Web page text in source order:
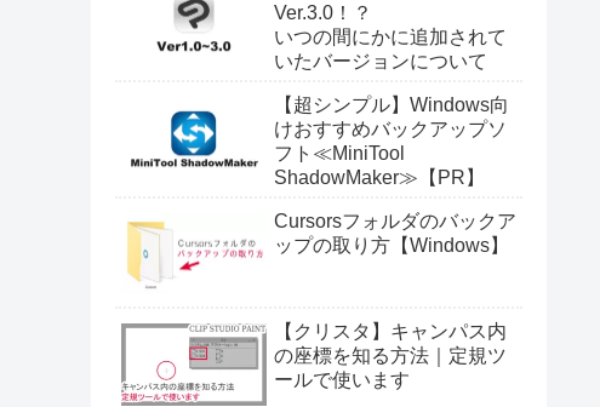
Ver.3.0！？
いつの間にかに追加されて
いたバージョンについて
【超シンプル】Windows向
けおすすめバックアップソ
フト≪MiniTool
ShadowMaker≫【PR】
Cursorsフォルダのバックア
ップの取り方【Windows】
【クリスタ】キャンパス内
の座標を知る方法｜定規ツ
ールで使います